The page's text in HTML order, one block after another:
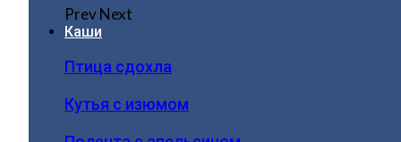
PrevNext
Каши
Птица сдохла
Кутья с изюмом